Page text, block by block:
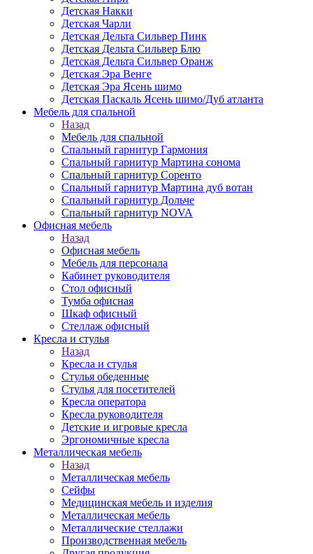
Детская Накки
Детская Чарли
Детская Дельта Сильвер Пинк
Детская Дельта Сильвер Блю
Детская Дельта Сильвер Оранж
Детская Эра Венге
Детская Эра Ясень шимо
Детская Паскаль Ясень шимо/Дуб атланта
Мебель для спальной
Назад
Мебель для спальной
Спальный гарнитур Гармония
Спальный гарнитур Мартина сонома
Спальный гарнитур Соренто
Спальный гарнитур Мартина дуб вотан
Спальный гарнитур Дольче
Спальный гарнитур NOVA
Офисная мебель
Назад
Офисная мебель
Мебель для персонала
Кабинет руководителя
Стол офисный
Тумба офисная
Шкаф офисный
Стеллаж офисный
Кресла и стулья
Назад
Кресла и стулья
Стулья обеденные
Стулья для посетителей
Кресла оператора
Кресла руководителя
Детские и игровые кресла
Эргономичные кресла
Металлическая мебель
Назад
Металлическая мебель
Сейфы
Медицинская мебель и изделия
Металлическая мебель
Металлические стеллажи
Производственная мебель